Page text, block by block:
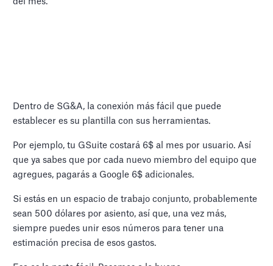
Dentro de SG&A, la conexión más fácil que puede
establecer es su plantilla con sus herramientas.
Por ejemplo, tu GSuite costará 6$ al mes por usuario. Así
que ya sabes que por cada nuevo miembro del equipo que
agregues, pagarás a Google 6$ adicionales.
Si estás en un espacio de trabajo conjunto, probablemente
sean 500 dólares por asiento, así que, una vez más,
siempre puedes unir esos números para tener una
estimación precisa de esos gastos.